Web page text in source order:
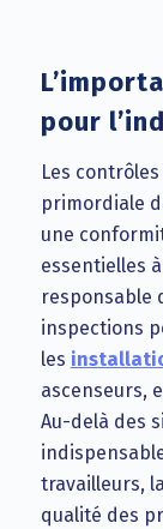
pour
Les
primordiale
une
essentielles
responsable
inspections
les
ascenseurs,
Au-delà des
travailleurs,
qualité des